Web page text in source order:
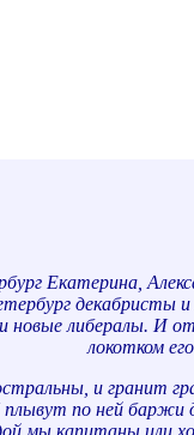
Екатерина,
декабристы
новые либералы. И
локотком
и гранит
по ней баржи
мы капитаны или